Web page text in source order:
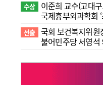
수상
이준희 교수(고대
국제흉부외과학회
선출 국회 보건복지위원
불어민주당 서영석